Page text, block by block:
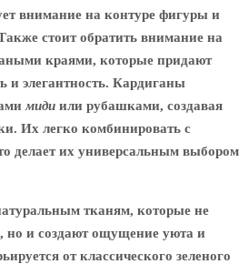
внимание на контуре фигуры и
стоит обратить внимание на
краями, которые придают
и элегантность. Кардиганы
миди или рубашками, создавая
Их легко комбинировать с
делает их универсальным выбором
тканям, которые не
но и создают ощущение уюта и
от классического зеленого